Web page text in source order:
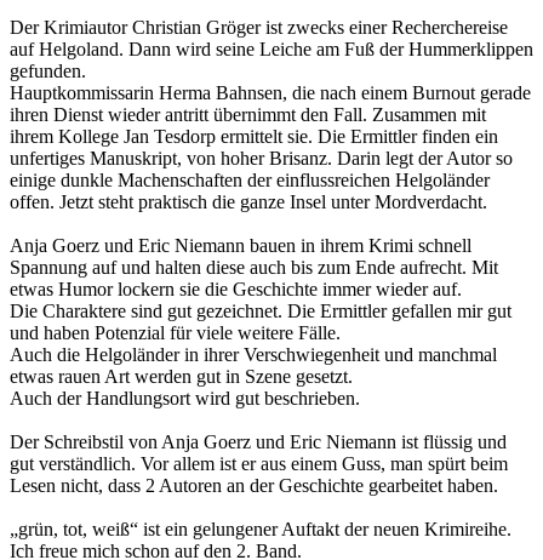
Der Krimiautor Christian Gröger ist zwecks einer Recherchereise
auf Helgoland. Dann wird seine Leiche am Fuß der Hummerklippen
gefunden.
Hauptkommissarin Herma Bahnsen, die nach einem Burnout gerade
ihren Dienst wieder antritt übernimmt den Fall. Zusammen mit
ihrem Kollege Jan Tesdorp ermittelt sie. Die Ermittler finden ein
unfertiges Manuskript, von hoher Brisanz. Darin legt der Autor so
einige dunkle Machenschaften der einflussreichen Helgoländer
offen. Jetzt steht praktisch die ganze Insel unter Mordverdacht.
Anja Goerz und Eric Niemann bauen in ihrem Krimi schnell
Spannung auf und halten diese auch bis zum Ende aufrecht. Mit
etwas Humor lockern sie die Geschichte immer wieder auf.
Die Charaktere sind gut gezeichnet. Die Ermittler gefallen mir gut
und haben Potenzial für viele weitere Fälle.
Auch die Helgoländer in ihrer Verschwiegenheit und manchmal
etwas rauen Art werden gut in Szene gesetzt.
Auch der Handlungsort wird gut beschrieben.
Der Schreibstil von Anja Goerz und Eric Niemann ist flüssig und
gut verständlich. Vor allem ist er aus einem Guss, man spürt beim
Lesen nicht, dass 2 Autoren an der Geschichte gearbeitet haben.
„grün, tot, weiß“ ist ein gelungener Auftakt der neuen Krimireihe.
Ich freue mich schon auf den 2. Band.